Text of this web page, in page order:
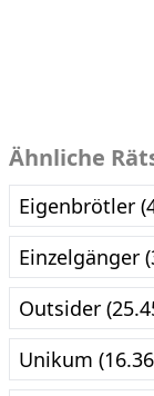
Ähnliche
Eigenbrötler
Einzelgänger
Outsider
Unikum